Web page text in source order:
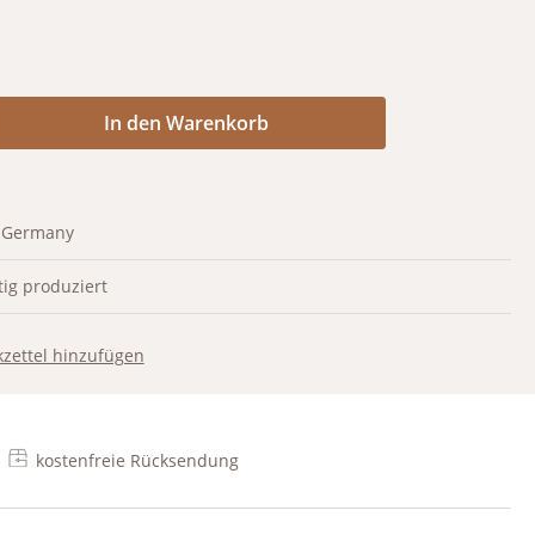
Anzahl: Gib den gewünschten Wert
In den Warenkorb
produziert
hinzufügen
kostenfreie Rücksendung